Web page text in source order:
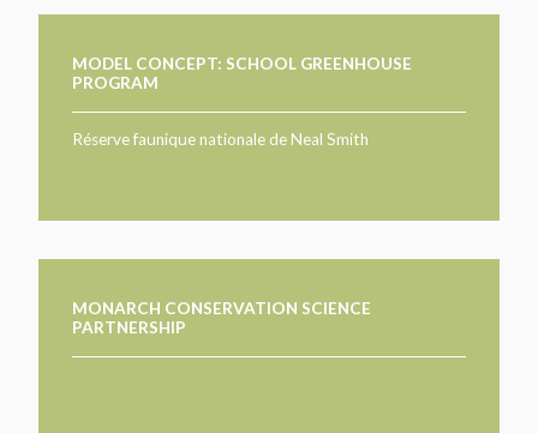
MODEL CONCEPT: SCHOOL GREENHOUSE
PROGRAM
Réserve faunique nationale de Neal Smith
MONARCH CONSERVATION SCIENCE
PARTNERSHIP